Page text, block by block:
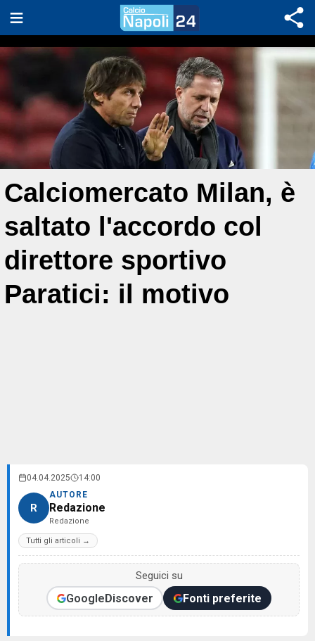
Calciomercato Milan, è
saltato l'accordo col
direttore sportivo
Paratici: il motivo
04.04.2025 14:00
R
AUTORE
Redazione
Redazione
Tutti gli articoli →
Seguici su
GoogleDiscover Fonti preferite